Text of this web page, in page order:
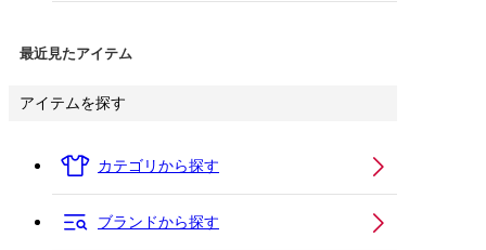
最近見たアイテム
アイテムを探す
カテゴリから探す
ブランドから探す